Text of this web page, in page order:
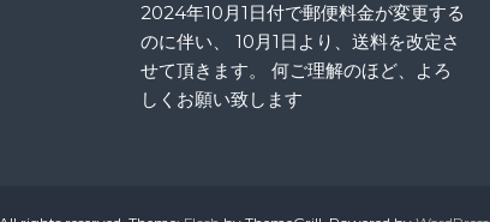
2024年10月1日付で郵便料金が変更する
のに伴い、 10月1日より、送料を改定さ
せて頂きます。 何ご理解のほど、よろ
しくお願い致します